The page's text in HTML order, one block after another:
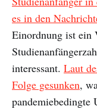
es in den
Einordnung ist ein
interessant. Laut
Folge gesunken,
pandemiebedingte